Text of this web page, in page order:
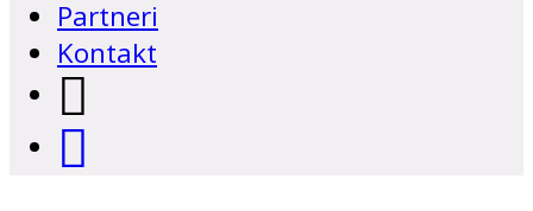
Partneri
Kontakt